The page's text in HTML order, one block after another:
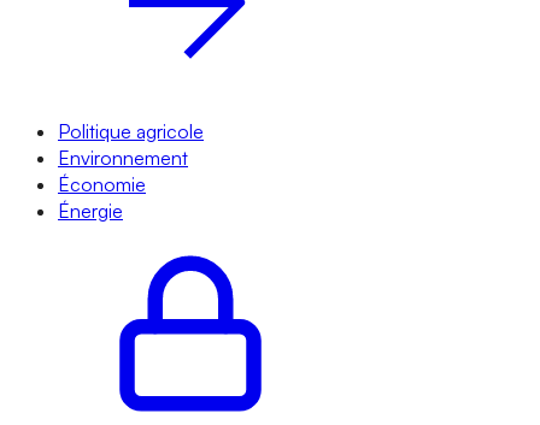
Politique agricole
Environnement
Économie
Énergie